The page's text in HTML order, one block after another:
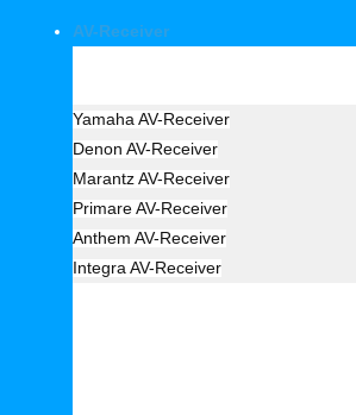
AV-Receiver
Yamaha AV-Receiver
Denon AV-Receiver
Marantz AV-Receiver
Primare AV-Receiver
Anthem AV-Receiver
Integra AV-Receiver